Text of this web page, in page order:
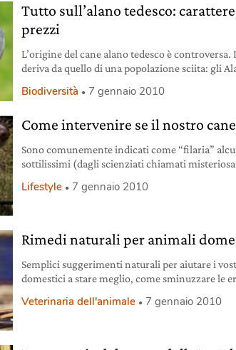
Tutto sull’alano tedesco:
prezzi
L’origine del cane alano tedesco è
deriva da quello di una popolazione sciita: gli
Biodiversità 7 gennaio 2010
Come intervenire se il nostro
Sono comunemente indicati come “filaria”
sottilissimi (dagli scienziati chiamati
Lifestyle 7 gennaio 2010
Rimedi naturali per animali
Semplici suggerimenti naturali per aiutare i
domestici a stare meglio, come sminuzzare le
Veterinaria dell'animale 7 gennaio 2010